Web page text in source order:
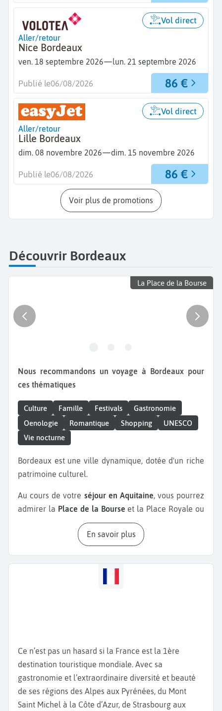
Aller/retour
Nice Bordeaux
ven. 18 septembre 2026—lun. 21 septembre 2026
Vol direct
86 €
Publié le06/08/2026
Aller/retour
Lille Bordeaux
dim. 08 novembre 2026—dim. 15 novembre 2026
Vol direct
86 €
Publié le06/08/2026
Voir plus de promotions
Découvrir Bordeaux
La Place de la Bourse
Nous recommandons un voyage à Bordeaux pour
ces thématiques
Culture Famille Festivals
Gastronomie
Oenologie
Romantique Shopping
UNESCO
Vie nocturne
Bordeaux est une ville dynamique, dotée d'un riche
patrimoine culturel.
Au cours de votre séjour en Aquitaine, vous pourrez
admirer la Place de la Bourse et la Place Royale ou
Portes Cailhauet Saint-Eloi datant de
l'époque Louis XV. Prenez le temps de vous balader
dans les ruelles duQuartier Saint Pierre
ancien regorgeant de petits restaurants et de
promener à pied, faire des pique niques ou des jeux
avec les enfants. Les amateurs de musée
apprécieront la visite duMusée d’Aquitaine
présentant l’histoire de Bordeaux et de sa région ou
En savoir plus
Ce n’est pas un hasard si la France est la 1ère
destination touristique mondiale. Avec sa
gastronomie et l’extraordinaire diversité et beauté
de ses régions des Alpes aux Pyrénées, du Mont
Saint Michel à la Côte d’Azur, de Strasbourg aux